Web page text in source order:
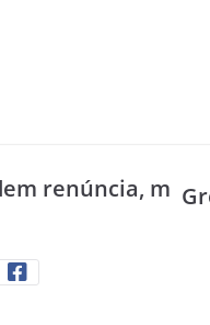
renúncia, m